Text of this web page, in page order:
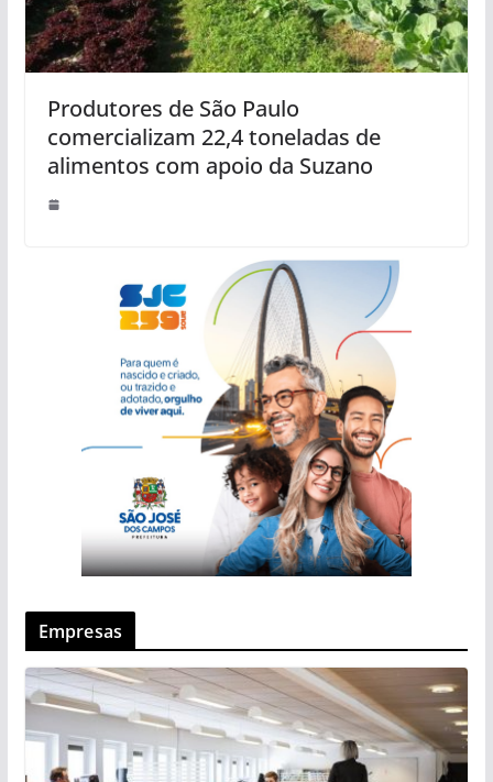
Produtores de São Paulo
comercializam 22,4 toneladas de
alimentos com apoio da Suzano
Empresas